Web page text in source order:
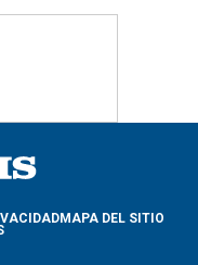
MAPA DEL SITIO